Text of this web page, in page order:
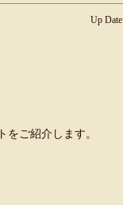
Up Date
ご紹介します。
08・03
CLOSE-UP